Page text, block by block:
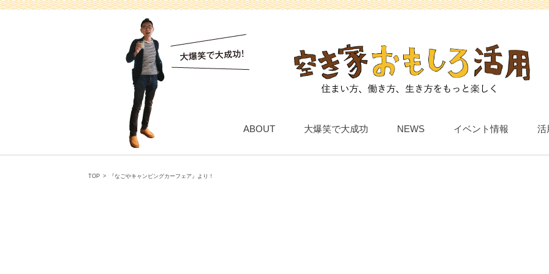
ABOUT 大爆笑で大成功 NEWS イベント情報 活
TOP > 『なごやキャンピングカーフェア』より！